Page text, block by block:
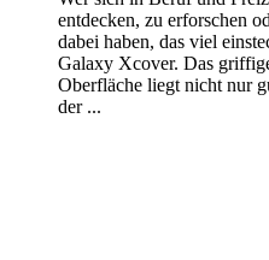
entdecken, zu erforschen
dabei haben, das viel
Galaxy Xcover. Das
Oberfläche liegt nicht nur
der ...